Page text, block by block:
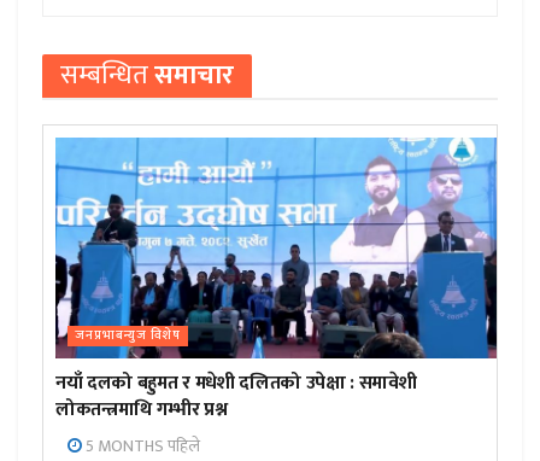
सम्बन्धितसमाचार
जनप्रभाबन्युज विशेष
नयाँ दलको बहुमत र मधेशी दलितको उपेक्षा : समावेशी
लोकतन्त्रमाथि गम्भीर प्रश्न
5 MONTHS पहिले